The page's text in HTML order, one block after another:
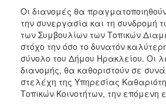
Οι διανομές θα
την συνεργασία και τη συνδρομή
των Συμβουλίων των Τοπικών
στόχο την όσο το δυνατόν
σύνολο του Δήμου Ηρακλείου. Οι
διανομής, θα καθοριστούν σε
στελέχη της Υπηρεσίας
Τοπικών Κοινοτήτων, την επόμενη